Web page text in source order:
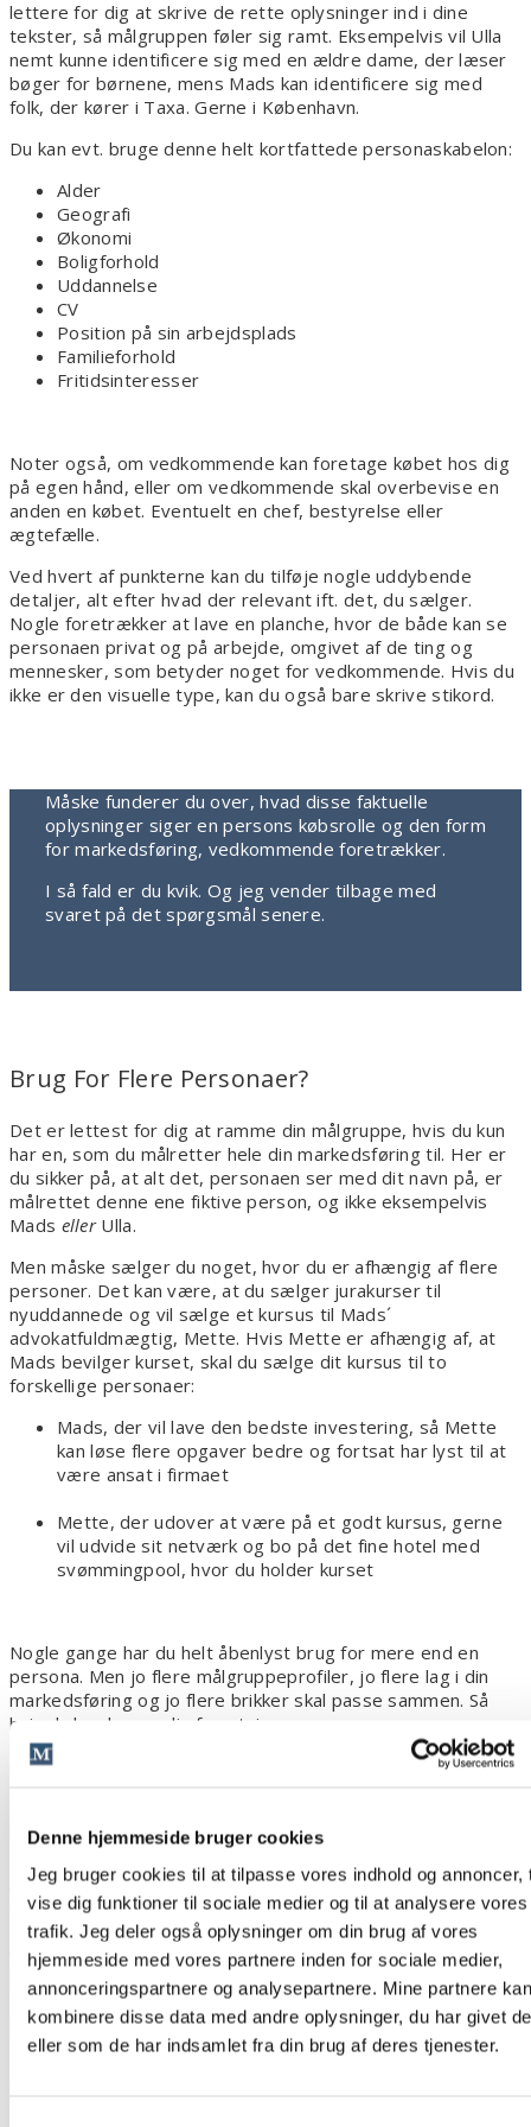
Denne hjemmeside bruger cookies
Jeg bruger cookies til at tilpasse vores indhold og annoncer,
vise dig funktioner til sociale medier og til at analysere vores
trafik. Jeg deler også oplysninger om din brug af vores
hjemmeside med vores partnere inden for sociale medier,
annonceringspartnere og analysepartnere. Mine partnere kan
kombinere disse data med andre oplysninger, du har givet
eller som de har indsamlet fra din brug af deres tjenester.
lettere for dig at skrive de rette oplysninger ind i dine
tekster, så målgruppen føler sig ramt. Eksempelvis vil Ulla
nemt kunne identificere sig med en ældre dame, der læser
bøger for børnene, mens Mads kan identificere sig med
folk, der kører i Taxa. Gerne i København.
Du kan evt. bruge denne helt kortfattede personaskabelon:
Alder
Geografi
Økonomi
Boligforhold
Uddannelse
CV
Position på sin arbejdsplads
Familieforhold
Fritidsinteresser
Noter også, om vedkommende kan foretage købet hos dig
på egen hånd, eller om vedkommende skal overbevise en
anden en købet. Eventuelt en chef, bestyrelse eller
ægtefælle.
Ved hvert af punkterne kan du tilføje nogle uddybende
detaljer, alt efter hvad der relevant ift. det, du sælger.
Nogle foretrækker at lave en planche, hvor de både kan se
personaen privat og på arbejde, omgivet af de ting og
mennesker, som betyder noget for vedkommende. Hvis du
ikke er den visuelle type, kan du også bare skrive stikord.
Måske funderer du over, hvad disse faktuelle
oplysninger siger en persons købsrolle og den form
for markedsføring, vedkommende foretrækker.
I så fald er du kvik. Og jeg vender tilbage med
svaret på det spørgsmål senere.
Brug For Flere Personaer?
Det er lettest for dig at ramme din målgruppe, hvis du kun
har en, som du målretter hele din markedsføring til. Her er
du sikker på, at alt det, personaen ser med dit navn på, er
målrettet denne ene fiktive person, og ikke eksempelvis
Mads ellerUlla.
Men måske sælger du noget, hvor du er afhængig af flere
personer. Det kan være, at du sælger jurakurser til
nyuddannede og vil sælge et kursus til Mads´
advokatfuldmægtig, Mette. Hvis Mette er afhængig af, at
Mads bevilger kurset, skal du sælge dit kursus til to
forskellige personaer:
Mads, der vil lave den bedste investering, så Mette
kan løse flere opgaver bedre og fortsat har lyst til at
være ansat i firmaet
Mette, der udover at være på et godt kursus, gerne
vil udvide sit netværk og bo på det fine hotel med
svømmingpool, hvor du holder kurset
Nogle gange har du helt åbenlyst brug for mere end en
persona. Men jo flere målgruppeprofiler, jo flere lag i din
markedsføring og jo flere brikker skal passe sammen. Så
hvis du kan lægge din forretnings- og
markedsføringsstrategi udelukkende efter én person, vil du
lette dit eget arbejde. Hvis du målretter dine kurser efter
Måske giver det den bedste forretning.
Af frygt for at gå glip af salg vælger mange virksomheder
en række forskellige personaer og ditto forskellige ydelser.
De kommer tit til kort, hvis man spørger dem, hvem der er
vigtigst. Og her har vi problemet. For hvis de ikke ved det,
hvad gør de så, når de ikke kan tilgodese alle lige godt.
Eksempelvis ift. hvilke specialer der skal fremhæves på
hjemmesidens forside.